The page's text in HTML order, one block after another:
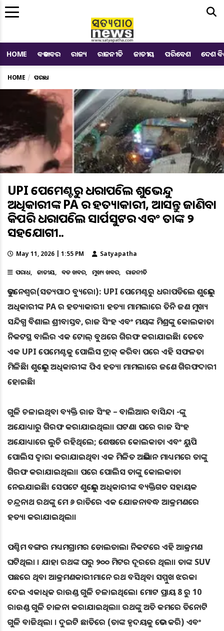
HOME ବଡ ଖବର ରାଜ୍ୟ ରାଜନୀତି ଜାତୀୟ ପରିବେଶ ଦେଶ
HOME ଅପରାଧ
UPI ପେମେଣ୍ଟରୁ ଧରାପଡିଲେ ଶୁଭେନ୍ଦୁ
ଅଧିକାରୀଙ୍କ PA ର ହତ୍ୟାକାରୀ, ଆସନ୍ତୁ ଜାଣିବା
କିପରି ଧରାପଡିଲେ ସାର୍ପସୁଟର ଏବଂ ତାଙ୍କ ୨
ସହଯୋଗୀ..
May 11, 2026 | 1:55 PM Satyapatha
ଅପରାଧ ଜାତୀୟ ବଡ ଖବର ମୁଖ୍ୟ ଖବର ରାଜନୀତି
ଭୁବନେଶ୍ୱର(ସତ୍ୟପାଠ ବ୍ୟୁରୋ): UPI ପେମେଣ୍ଟରୁ ଧରାପଡିଲେ ଶୁଭେନ୍ଦୁ
ଅଧିକାରୀଙ୍କ PA ର ହତ୍ୟାକାରୀ। ହତ୍ୟା ମାମଲାରେ ତିନି ଜଣ ମୁଖ୍ୟ
ସନ୍ଦିଗ୍ଧ ବିଶାଲ ଶ୍ରୀବାସ୍ତବ, ରାଜ ସିଂହ ଏବଂ ମୟଙ୍କ ମିଶ୍ରଙ୍କୁ କୋଲକାତା
ନିକଟସ୍ଥ ବାଲିର ଏକ ଟୋଲ୍ ବୁଥରେ ଗିରଫ କରାଯାଇଛି। ତେବେ
ଏକ UPI ପେମେଣ୍ଟକୁ ପୋଲିସ ଟ୍ରାକ୍ କରିବା ପରେ ଏହି ସଫଳତା
ମିଳିଛି। ଶୁଭେନ୍ଦୁ ଅଧିକାରୀଙ୍କ ପିଏ ହତ୍ୟା ମାମଲାରେ ଜଣେ ଗିରଫଦାରୀ
ହୋଇଛି।
ଗୁଳି ଚଳାଇଥିବା ବ୍ୟକ୍ତି ରାଜ ସିଂହ – ବାଲିଆର ବାସିନ୍ଦା -ଙ୍କୁ
ଅଯୋଧ୍ୟାରୁ ଗିରଫ କରାଯାଇଥିଲା। ଘଟଣା ପରେ ରାଜ ସିଂହ
ଅଯୋଧ୍ୟାରେ ଲୁଚି ରହିଥିଲେ; ଶେଷରେ କୋଲକାତା ଏବଂ ୟୁପି
ପୋଲିସ ଦ୍ୱାରା କରାଯାଇଥିବା ଏକ ମିଳିତ ଅଭିଯାନ ମାଧ୍ୟମରେ ତାଙ୍କୁ
ଗିରଫ କରାଯାଇଥିଲା। ପରେ ପୋଲିସ ତାଙ୍କୁ କୋଲକାତା
ନେଇଯାଇଛି। ସେପଟେ ଶୁଭେନ୍ଦୁ ଅଧିକାରୀଙ୍କ ବ୍ୟକ୍ତିଗତ ସହାୟକ
ଚନ୍ଦ୍ରନାଥ ରଥଙ୍କୁ ମେ ୬ ରାତିରେ ଏକ ଯୋଜନାବଦ୍ଧ ଆକ୍ରମଣରେ
ହତ୍ୟା କରାଯାଇଥିଲା।
ପଶ୍ଚିମ ବଙ୍ଗର ମଧ୍ୟମଗ୍ରାମର ଡୋଲତାଲା ନିକଟରେ ଏହି ଆକ୍ରମଣ
ଘଟିଥିଲା । ଯାହା ରଥଙ୍କ ଘରୁ ୨୦୦ ମିଟର ଦୂରରେ ଥିଲା। ତାଙ୍କ SUV
ପଛରେ ଥିବା ଆକ୍ରମଣକାରୀମାନେ ରଥ ବସିଥିବା ସମ୍ମୁଖ ଝରକା
ଦେଇ ଏକାଧିକ ରାଉଣ୍ଡ ଗୁଳି ଚଳାଇଥିଲେ। ମୋଟ ପ୍ରାୟ 8 ରୁ 10
ରାଉଣ୍ଡ ଗୁଳି ଚାଳନା କରାଯାଇଥିଲା। ରଥଙ୍କୁ ଅତି କମରେ ତିନୋଟି
ଗୁଳି ବାଜିଥିଲା । ଦୁଇଟି ଛାତିରେ (ତାଙ୍କ ହୃଦୟକୁ ଭେଦ କରି) ଏବଂ